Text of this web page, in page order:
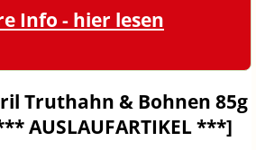
Info - hier lesen
Truthahn & Bohnen 85g
AUSLAUFARTIKEL ***]